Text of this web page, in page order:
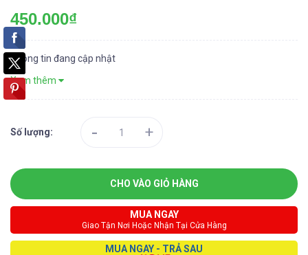
450.000₫
Thông tin đang cập nhật
Xem thêm
Số lượng: - +
CHO VÀO GIỎ HÀNG
MUA NGAY
Giao Tận Nơi Hoặc Nhận Tại Cửa Hàng
MUA NGAY - TRẢ SAU